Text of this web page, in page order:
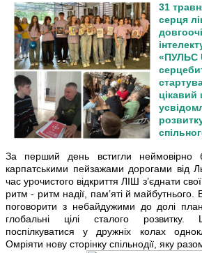
31
серця
«ПУЛЬС
За перший день встигли неймовірно
карпатськими пейзажами дорогами від
час урочистого відкриття ЛІШ з’єднати
ритм - ритм надії, пам’яті й майбутнього.
поговорити з небайдужими до долі
глобальні цілі сталого
поспілкуватися у дружніх колах
Омріяти нову сторінку спільнодії, яку